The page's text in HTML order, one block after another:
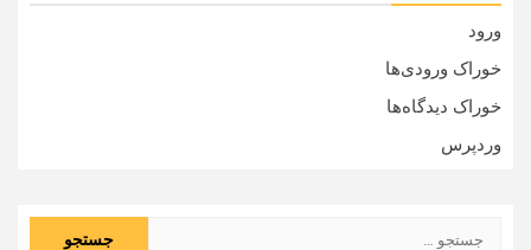
ورود
خوراک ورودی‌ها
خوراک دیدگاه‌ها
وردپرس